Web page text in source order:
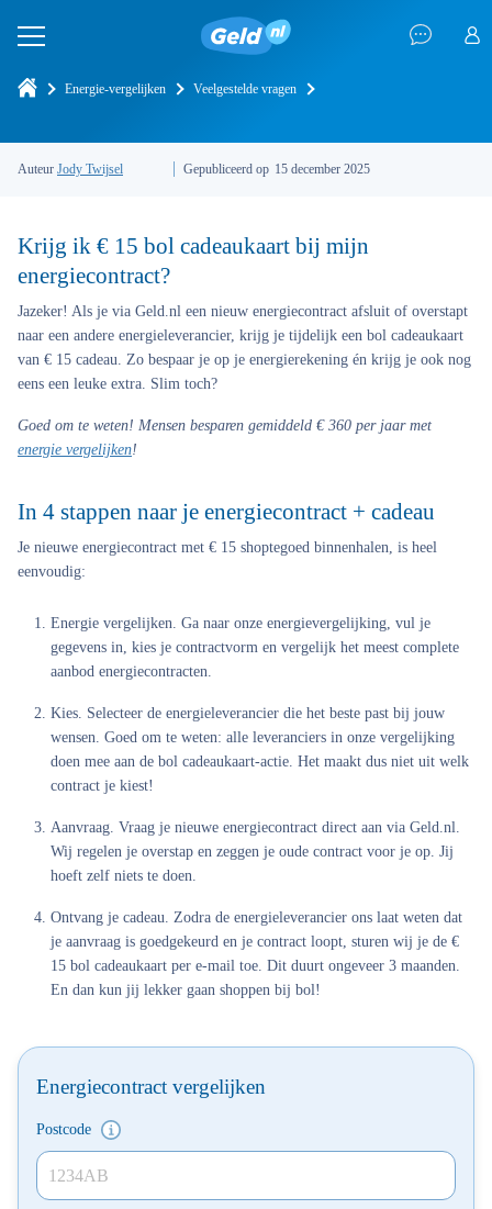
Energie-vergelijken Veelgestelde vragen
Auteur Jody Twijsel Gepubliceerd op 15 december 2025
Krijg ik € 15 bol cadeaukaart bij mijn
energiecontract?
Jazeker! Als je via Geld.nl een nieuw energiecontract afsluit of overstapt
naar een andere energieleverancier, krijg je tijdelijk een bol cadeaukaart
van € 15 cadeau. Zo bespaar je op je energierekening én krijg je ook nog
eens een leuke extra. Slim toch?
Goed om te weten! Mensen besparen gemiddeld € 360 per jaar met
energie vergelijken!
In 4 stappen naar je energiecontract + cadeau
Je nieuwe energiecontract met € 15 shoptegoed binnenhalen, is heel
eenvoudig:
Energie vergelijken. Ga naar onze energievergelijking, vul je
gegevens in, kies je contractvorm en vergelijk het meest complete
aanbod energiecontracten.
Kies. Selecteer de energieleverancier die het beste past bij jouw
wensen. Goed om te weten: alle leveranciers in onze vergelijking
doen mee aan de bol cadeaukaart-actie. Het maakt dus niet uit welk
contract je kiest!
Aanvraag. Vraag je nieuwe energiecontract direct aan via Geld.nl.
Wij regelen je overstap en zeggen je oude contract voor je op. Jij
hoeft zelf niets te doen.
Ontvang je cadeau. Zodra de energieleverancier ons laat weten dat
je aanvraag is goedgekeurd en je contract loopt, sturen wij je de €
15 bol cadeaukaart per e-mail toe. Dit duurt ongeveer 3 maanden.
En dan kun jij lekker gaan shoppen bij bol!
Energiecontract vergelijken
Postcode